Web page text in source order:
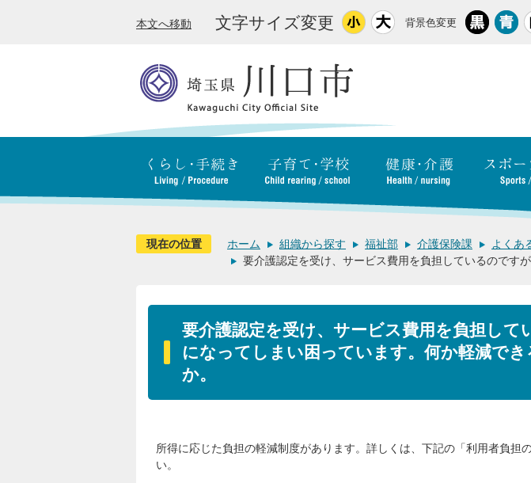
本文へ移動 文字サイズ変更 背景色変更
現在の位置 ホーム 組織から探す 福祉部 介護保険課
よくあ
要介護認定を受け、サービス費用を負担しているのです
要介護認定を受け、サービス費用を負担して
になってしまい困っています。何か軽減で
か。
所得に応じた負担の軽減制度があります。詳しくは、下記の「利用者負担
い。